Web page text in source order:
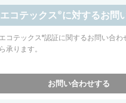
エコテックス®に対するお問
エコテックス®認証に関するお問い合
ら承ります。
お問い合わせする